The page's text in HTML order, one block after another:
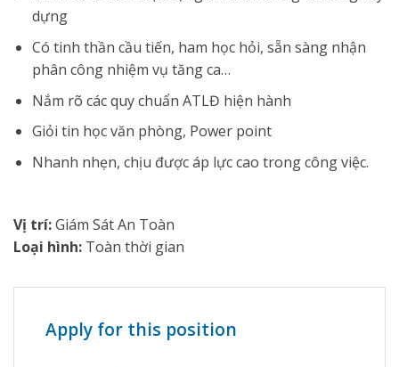
dựng
Có tinh thần cầu tiến, ham học hỏi, sẵn sàng nhận
phân công nhiệm vụ tăng ca…
Nắm rõ các quy chuẩn ATLĐ hiện hành
Giỏi tin học văn phòng, Power point
Nhanh nhẹn, chịu được áp lực cao trong công việc.
Vị trí:Giám Sát An Toàn
Loại hình: Toàn thời gian
Apply for this position